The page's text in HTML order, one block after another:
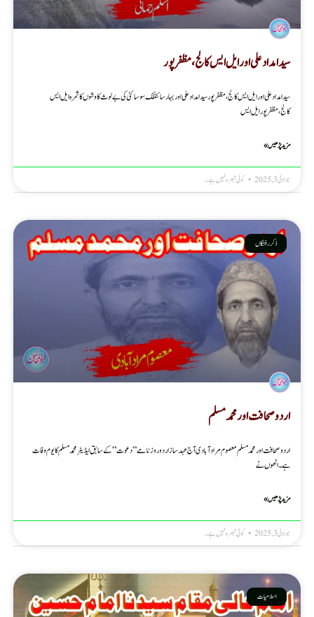
سید امداد علی اور ایل ایس کالج، مظفرپور
سید امداد علی اور ایل ایس کالج، مظفرپور سید امداد علی اور بہار سائنٹفک سوسائٹی کی بے لوث کاوشوں کاثمرہ ایل ایس
کالج،مظفرپور ایل ایس
مزید پڑھیں »
جولائی 3, 2025 کوئی تبصرہ نہیں ہے۔
ذکر رفتگاں
اردو صحافت اور محمد مسلم
اردو صحافت اور محمد مسلم معصوم مرادآبادی آج عہد ساز اردو روزنامے ” دعوت” کے سابق ایڈیٹر محمد مسلم کا یوم وفات
ہے۔ انھوں نے
مزید پڑھیں »
جولائی 3, 2025 کوئی تبصرہ نہیں ہے۔
اسلامیات